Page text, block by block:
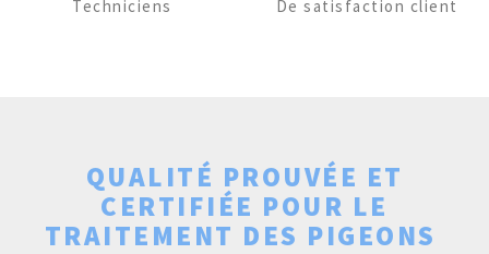
Techniciens De satisfaction client
QUALITÉ PROUVÉE ET
CERTIFIÉE POUR LE
TRAITEMENT DES PIGEONS